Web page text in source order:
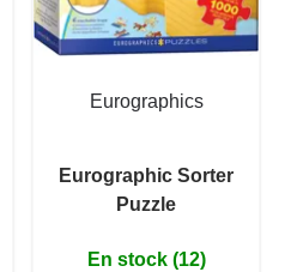
Eurographics
Eurographic Sorter
Puzzle
En stock (12)